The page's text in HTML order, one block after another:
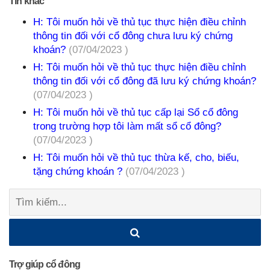
H: Tôi muốn hỏi về thủ tục thực hiện điều chỉnh
thông tin đối với cổ đông chưa lưu ký chứng
khoán? (07/04/2023 )
H: Tôi muốn hỏi về thủ tục thực hiện điều chỉnh
thông tin đối với cổ đông đã lưu ký chứng khoán?
(07/04/2023 )
H: Tôi muốn hỏi về thủ tục cấp lại Sổ cổ đông
trong trường hợp tôi làm mất sổ cổ đông?
(07/04/2023 )
H: Tôi muốn hỏi về thủ tục thừa kế, cho, biếu,
tặng chứng khoán ? (07/04/2023 )
Tìm
Trợ giúp cổ đông